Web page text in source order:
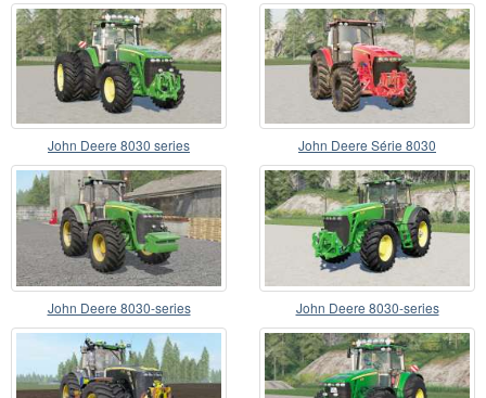
massa ajustada
John Deere 8030 series John Deere Série 8030
John Deere 8030-series John Deere 8030-series